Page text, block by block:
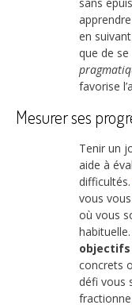
en
que de se
favorise
Mesurer ses
Tenir un
aide à
difficultés.
vous
où vous
objectifs
concrets
défi vous